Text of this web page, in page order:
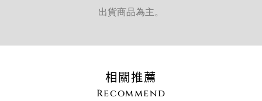
出貨商品為主。
相關推薦
Recommend